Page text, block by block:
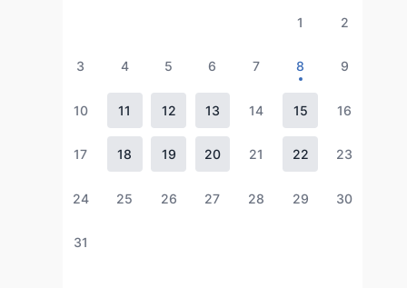
1 2
3 4 5 6 7 8 9
10 11 12 13 14 15 16
17 18 19 20 21 22 23
24 25 26 27 28 29 30
31